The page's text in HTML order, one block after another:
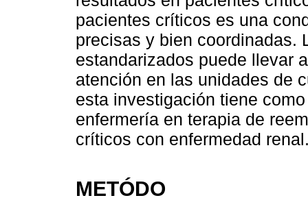
pacientes críticos es una
precisas y bien coordinadas.
estandarizados puede llevar
atención en las unidades de
esta investigación tiene
enfermería en terapia de
críticos con enfermedad
METÓDO